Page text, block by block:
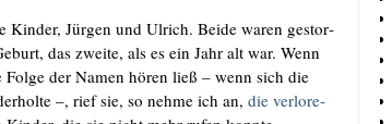
Kin­der, Jür­gen und Ulrich. Bei­de waren gestor­
das zwei­te, als es ein Jahr alt war. Wenn
der Namen hören ließ – wenn sich die
–, rief sie, so neh­me ich an,die ver­lo­re­